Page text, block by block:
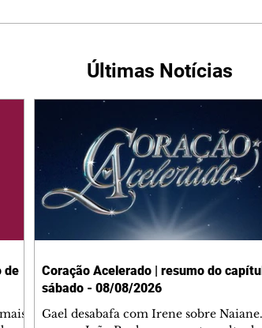
Últimas Notícias
de
Coração Acelerado | resumo do
sábado - 08/08/2026
Gael desabafa com Irene sobre Naiane.